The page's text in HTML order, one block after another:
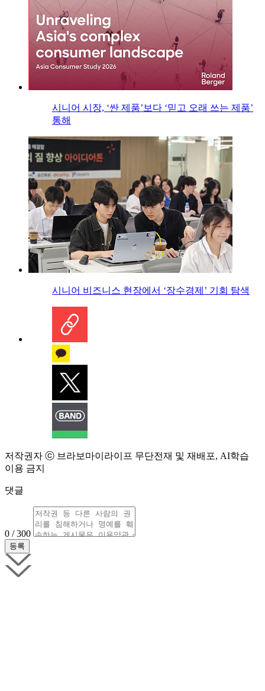
시니어 시장, ‘싼 제품’보다 ‘믿고 오래 쓰는 제품’
통해
시니어 비즈니스 현장에서 ‘장수경제’ 기회 탐색
저작권자 ⓒ 브라보마이라이프 무단전재 및 재배포, AI학습
이용 금지
댓글
0 / 300